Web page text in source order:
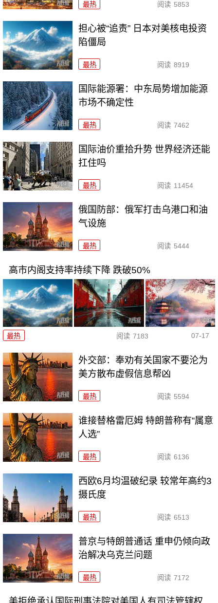
最热 阅读 5853
担心被“追责” 日本对美核电投资
陷僵局
最热 阅读 8919
国际能源署：中东局势增加能源
市场不确定性
最热 阅读 7462
国际油价重拾升势 世界经济还能
扛住吗
最热 阅读 11454
俄国防部：俄军打击乌港口和油
气设施
最热 阅读 5444
高市内阁支持率持续下降 跌破50%
最热 阅读 7183 07-17
外交部：奉劝有关国家不要沦为
美方散布虚假信息帮凶
最热 阅读 5594
谁接替格雷厄姆 特朗普称有“属意
人选”
最热 阅读 6136
西欧6月均温破纪录 较常年高约3
摄氏度
最热 阅读 6513
普京与特朗普通话 重申仍倾向政
治解决乌克兰问题
最热 阅读 7172